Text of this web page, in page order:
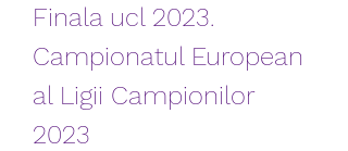
Finala ucl 2023.
Campionatul European
al Ligii Campionilor
2023